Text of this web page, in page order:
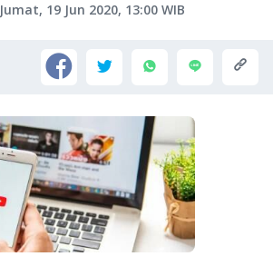
Jumat, 19 Jun 2020, 13:00 WIB